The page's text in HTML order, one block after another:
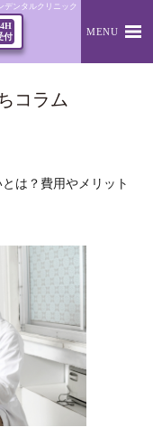
ンタルクリニック｜インビザラインと
付
MENU
コラム
は？費用やメリット